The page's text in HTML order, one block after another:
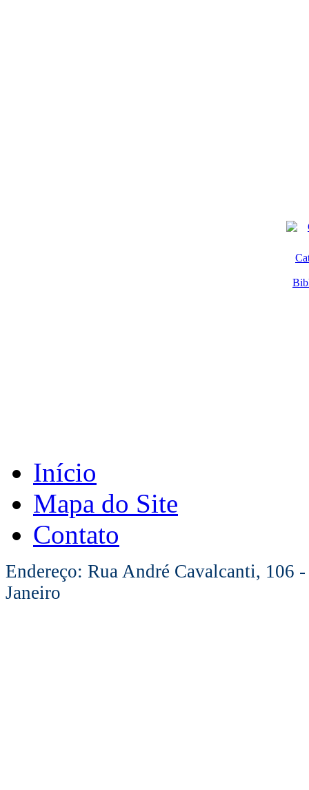
Início
Mapa do Site
Contato
Endereço: Rua André Cavalcanti, 106
Janeiro